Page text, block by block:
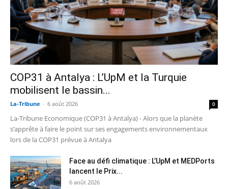
COP31 à Antalya : L’UpM et la Turquie
mobilisent le bassin...
La-Tribune - 6 août 2026 0
La-Tribune Economique (COP31 à Antalya) - Alors que la planète
s’apprête à faire le point sur ses engagements environnementaux
lors de la COP31 prévue à Antalya
Face au défi climatique : L’UpM et MEDPorts
lancent le Prix...
6 août 2026